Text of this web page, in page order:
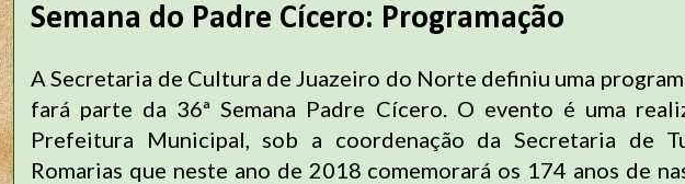
Semana do Padre Cícero: Programação
A Secretaria de Cultura de Juazeiro do Norte definiu uma
fará parte da 36ª Semana Padre Cícero. O evento é uma
Prefeitura Municipal, sob a coordenação da Secretaria de
Romarias que neste ano de 2018 comemorará os 174 anos de